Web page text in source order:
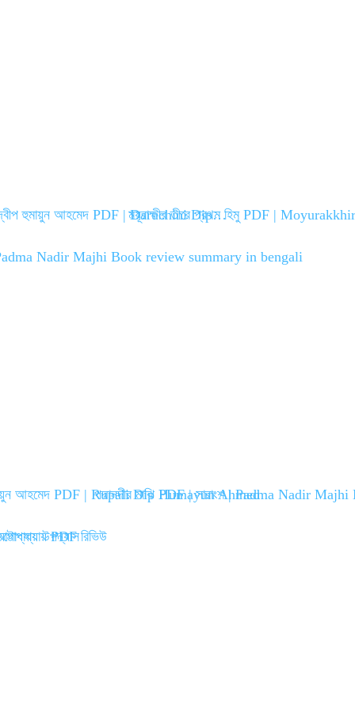
দ্বীপ হুমায়ুন আহমেদ PDF | Daruchini Dip…
ময়ূরাক্ষীর তীরে প্রথম হিমু PDF |
আহমেদ PDF | Rupali Dip Humayun Ahmed
পদ্মানদীর মাঝি PDF | সারাংশ | Padma Nadir